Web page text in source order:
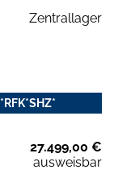
Zentrallager
27.499,00 €
ausweisbar